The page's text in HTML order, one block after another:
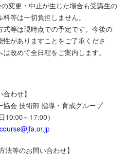
の変更・中止が生じた場合も受講生の
等は一切負担しません。
式等は現時点での予定です。今後の
がありますことをご了承くださ
改めて全日程をご案内します。
わせ】
協会 技術部 指導・育成グループ
10:00～17:00）
法等のお問い合わせ】